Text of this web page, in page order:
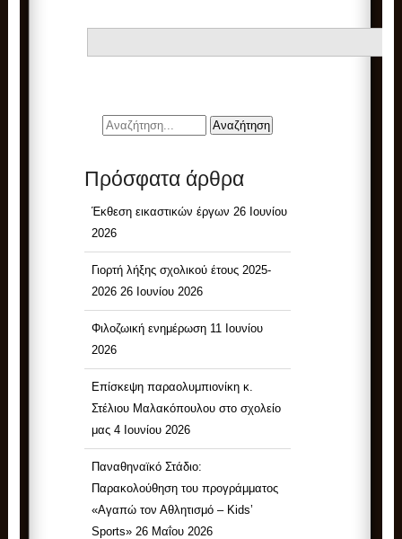
Πρόσφατα άρθρα
Έκθεση εικαστικών έργων 26 Ιουνίου
2026
Γιορτή λήξης σχολικού έτους 2025-
2026 26 Ιουνίου 2026
Φιλοζωική ενημέρωση 11 Ιουνίου
2026
Επίσκεψη παραολυμπιονίκη κ.
Στέλιου Μαλακόπουλου στο σχολείο
μας 4 Ιουνίου 2026
Παναθηναϊκό Στάδιο:
Παρακολούθηση του προγράμματος
«Αγαπώ τον Αθλητισμό – Kids’
Sports» 26 Μαΐου 2026